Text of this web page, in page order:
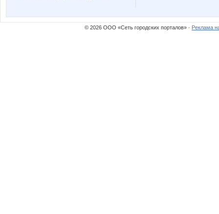
© 2026 ООО «Сеть городских порталов» · Реклама